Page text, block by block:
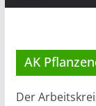
AK
Der